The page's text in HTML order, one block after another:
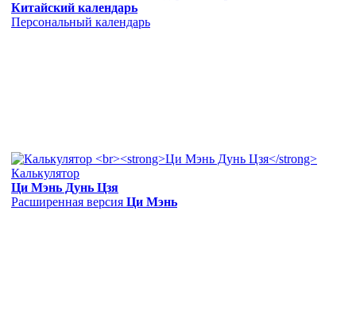
Китайский календарь
Персональный календарь
Калькулятор
Ци Мэнь Дунь Цзя
Расширенная версия Ци Мэнь